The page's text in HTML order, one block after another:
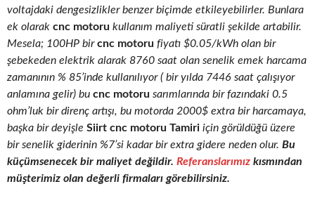
voltajdaki dengesizlikler benzer biçimde etkileyebilirler. Bunlara
ek olarak cnc motoru kullanım maliyeti süratli şekilde artabilir.
Mesela; 100HP bircnc motoru fiyatı $0.05/kWh olan bir
şebekeden elektrik alarak 8760 saat olan senelik emek harcama
zamanının % 85’inde kullanılıyor ( bir yılda 7446 saat çalışıyor
anlamına gelir) bu cnc motoru sarımlarında bir fazındaki 0.5
ohm’luk bir direnç artışı, bu motorda 2000$ extra bir harcamaya,
başka bir deyişle Siirt cnc motoru Tamiri için görüldüğü üzere
bir senelik giderinin %7’si kadar bir extra gidere neden olur. Bu
küçümsenecek bir maliyet değildir. Referanslarımız kısmından
müşterimiz olan değerli firmaları görebilirsiniz.